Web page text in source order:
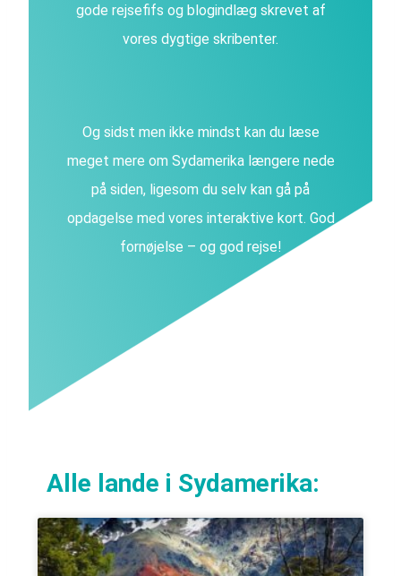
gode rejsefifs og blogindlæg skrevet af
vores dygtige skribenter.
Og sidst men ikke mindst kan du læse
meget mere om Sydamerika længere nede
på siden, ligesom du selv kan gå på
opdagelse med vores interaktive kort. God
fornøjelse – og god rejse!
Alle lande i Sydamerika: